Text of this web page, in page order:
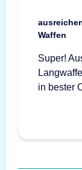
Waffen
Super!
in bester